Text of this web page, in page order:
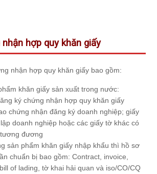
hợp quy khăn giấy
nhận hợp quy khăn giấy bao gồm:
khăn giấy sản xuất trong nước:
ký chứng nhận hợp quy khăn giấy
chứng nhận đăng ký doanh nghiệp; giấy
doanh nghiệp hoặc các giấy tờ khác có
đương
sản phẩm khăn giấy nhập khẩu thì hồ sơ
chuẩn bị bao gồm: Contract, invoice,
of lading, tờ khai hải quan và iso/CO/CQ